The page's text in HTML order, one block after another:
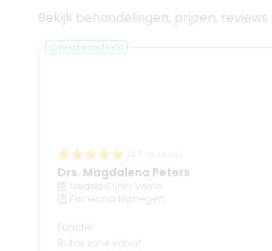
Bekijk behandelingen, prijzen,
Best beoordeeld
Drs. Magdalena Peters
Medea Clinic Venlo
Faceland Nijmegen
Functie
Botox zone vanaf